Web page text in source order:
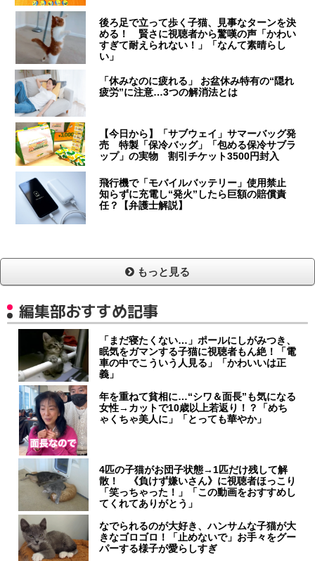
後ろ足で立って歩く子猫、見事なターンを決
める！ 賢さに視聴者から驚嘆の声「かわい
すぎて耐えられない！」「なんて素晴らし
い」
「休みなのに疲れる」 お盆休み特有の“隠れ
疲労”に注意…3つの解消法とは
【今日から】「サブウェイ」サマーバッグ発
売 特製「保冷バッグ」「包める保冷サブラ
ップ」の実物 割引チケット3500円封入
飛行機で「モバイルバッテリー」使用禁止
知らずに充電し“発火”したら巨額の賠償責
任？【弁護士解説】
もっと見る
編集部おすすめ記事
「まだ寝たくない…」ポールにしがみつき、
眠気をガマンする子猫に視聴者もん絶！「電
車の中でこういう人見る」「かわいいは正
義」
年を重ねて貧相に…“シワ＆面長”も気になる
女性→カットで10歳以上若返り！？「めち
ゃくちゃ美人に」「とっても華やか」
4匹の子猫がお団子状態→1匹だけ残して解
散！ 《負けず嫌いさん》に視聴者ほっこり
「笑っちゃった！」「この動画をおすすめし
てくれてありがとう」
なでられるのが大好き、ハンサムな子猫が大
きなゴロゴロ！「止めないで」お手々をグー
パーする様子が愛らしすぎ